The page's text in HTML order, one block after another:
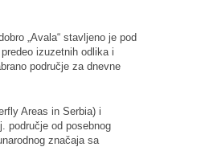
„Avala“ stavljeno je pod
izuzetnih odlika i
područje za dnevne
Areas in Serbia) i
područje od posebnog
značaja sa